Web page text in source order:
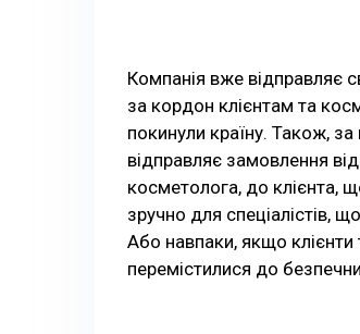
Компанія вже відправляє
за кордон клієнтам та
покинули країну. Також, за
відправляє замовлення від
косметолога, до клієнта,
зручно для спеціалістів,
Або навпаки, якщо
перемістилися до